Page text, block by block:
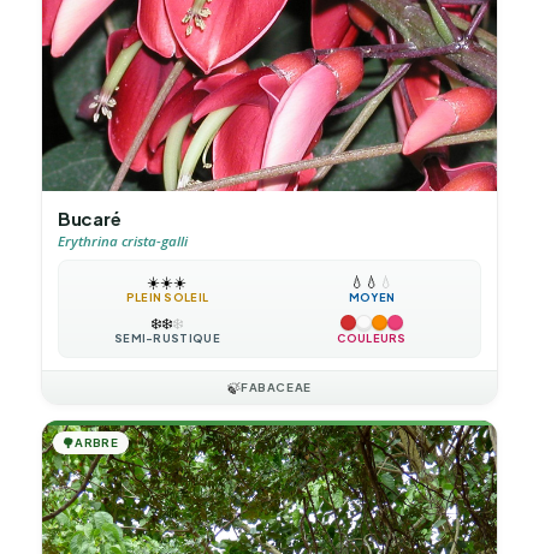
Bucaré
Erythrina crista-galli
☀️☀️☀️
PLEIN SOLEIL
💧 💧 💧
MOYEN
❄️❄️❄️
SEMI-RUSTIQUE COULEURS
🍃FABACEAE
🌳ARBRE